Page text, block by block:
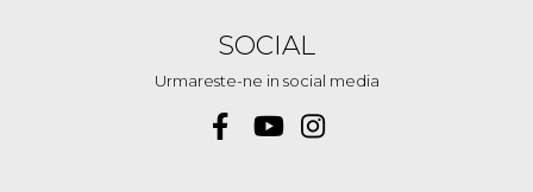
SOCIAL
Urmareste-ne in social media